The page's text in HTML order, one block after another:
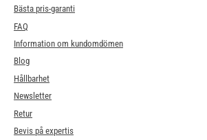
Bästa pris-garanti
FAQ
Information om kundomdömen
Blog
Hållbarhet
Newsletter
Retur
Bevis på expertis